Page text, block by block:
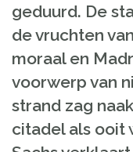
geduurd. De
de vruchten
moraal en
voorwerp van
strand zag
citadel als ooit